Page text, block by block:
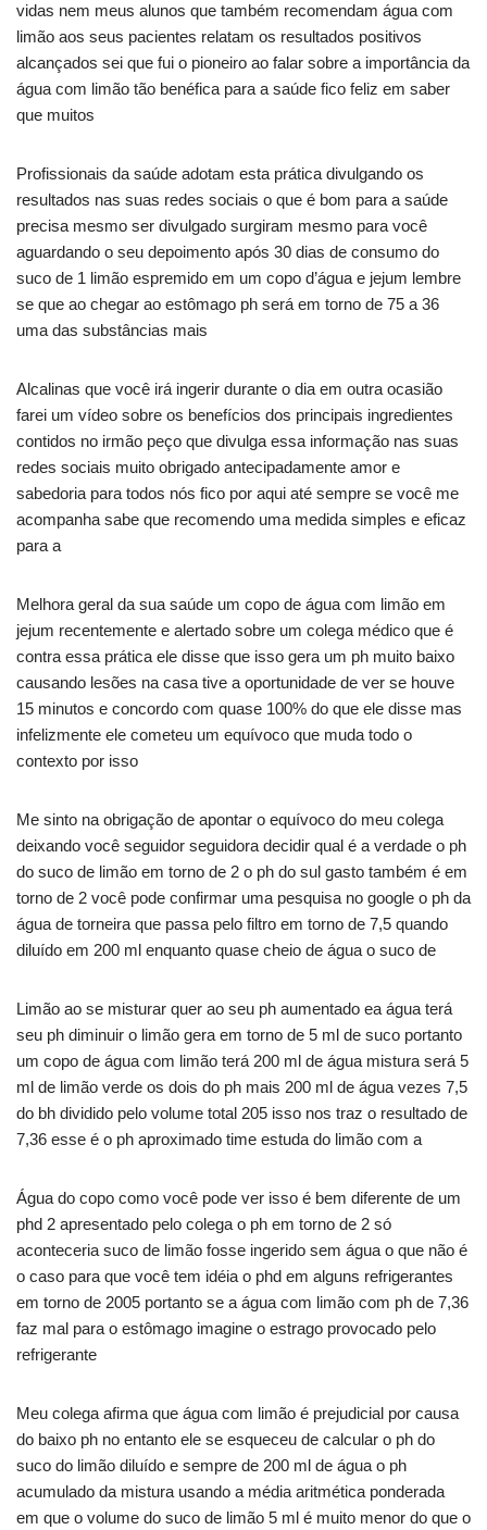
vidas nem meus alunos que também recomendam água com
limão aos seus pacientes relatam os resultados positivos
alcançados sei que fui o pioneiro ao falar sobre a importância da
água com limão tão benéfica para a saúde fico feliz em saber
que muitos
Profissionais da saúde adotam esta prática divulgando os
resultados nas suas redes sociais o que é bom para a saúde
precisa mesmo ser divulgado surgiram mesmo para você
aguardando o seu depoimento após 30 dias de consumo do
suco de 1 limão espremido em um copo d’água e jejum lembre
se que ao chegar ao estômago ph será em torno de 75 a 36
uma das substâncias mais
Alcalinas que você irá ingerir durante o dia em outra ocasião
farei um vídeo sobre os benefícios dos principais ingredientes
contidos no irmão peço que divulga essa informação nas suas
redes sociais muito obrigado antecipadamente amor e
sabedoria para todos nós fico por aqui até sempre se você me
acompanha sabe que recomendo uma medida simples e eficaz
para a
Melhora geral da sua saúde um copo de água com limão em
jejum recentemente e alertado sobre um colega médico que é
contra essa prática ele disse que isso gera um ph muito baixo
causando lesões na casa tive a oportunidade de ver se houve
15 minutos e concordo com quase 100% do que ele disse mas
infelizmente ele cometeu um equívoco que muda todo o
contexto por isso
Me sinto na obrigação de apontar o equívoco do meu colega
deixando você seguidor seguidora decidir qual é a verdade o ph
do suco de limão em torno de 2 o ph do sul gasto também é em
torno de 2 você pode confirmar uma pesquisa no google o ph da
água de torneira que passa pelo filtro em torno de 7,5 quando
diluído em 200 ml enquanto quase cheio de água o suco de
Limão ao se misturar quer ao seu ph aumentado ea água terá
seu ph diminuir o limão gera em torno de 5 ml de suco portanto
um copo de água com limão terá 200 ml de água mistura será 5
ml de limão verde os dois do ph mais 200 ml de água vezes 7,5
do bh dividido pelo volume total 205 isso nos traz o resultado de
7,36 esse é o ph aproximado time estuda do limão com a
Água do copo como você pode ver isso é bem diferente de um
phd 2 apresentado pelo colega o ph em torno de 2 só
aconteceria suco de limão fosse ingerido sem água o que não é
o caso para que você tem idéia o phd em alguns refrigerantes
em torno de 2005 portanto se a água com limão com ph de 7,36
faz mal para o estômago imagine o estrago provocado pelo
refrigerante
Meu colega afirma que água com limão é prejudicial por causa
do baixo ph no entanto ele se esqueceu de calcular o ph do
suco do limão diluído e sempre de 200 ml de água o ph
acumulado da mistura usando a média aritmética ponderada
em que o volume do suco de limão 5 ml é muito menor do que o